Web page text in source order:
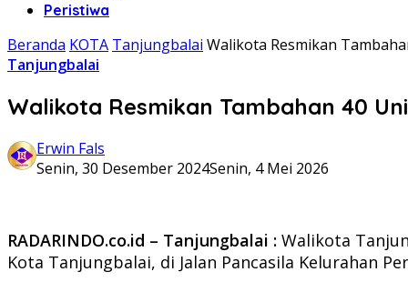
Peristiwa
Beranda KOTA Tanjungbalai Walikota Resmikan
Tanjungbalai
Walikota Resmikan Tambahan 40
Erwin Fals
Senin, 30 Desember 2024Senin, 4 Mei 2026
RADARINDO.co.id – Tanjungbalai : Walikota
Kota Tanjungbalai, di Jalan Pancasila Kelurahan